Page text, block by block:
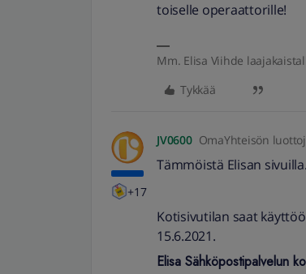
toiselle operaattorille!
Mm. Elisa Viihde
Tykkää
+17
JV0600 OmaYhteisön
Tämmöistä Elisan sivuilla.
Kotisivutilan saat
15.6.2021.
Elisa Sähköpostipalvelun